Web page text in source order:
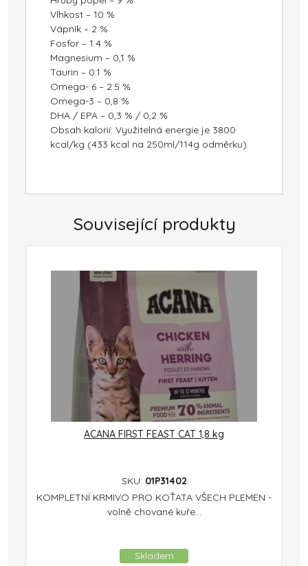
Vlhkost – 10 %
Vápník – 2 %
Fosfor – 1.4 %
Magnesium – 0,1 %
Taurin – 0.1 %
Omega- 6 – 2.5 %
Omega-3 – 0,8 %
DHA / EPA – 0,3 % / 0,2 %
Obsah kalorií: Využitelná energie je 3800
kcal/kg (433 kcal na 250ml/114g odměrku).
Související produkty
ACANA FIRST FEAST CAT 1,8 kg
SKU: 01P31402
KOMPLETNÍ KRMIVO PRO KOŤATA VŠECH PLEMEN -
volně chované kuře...
Skladem